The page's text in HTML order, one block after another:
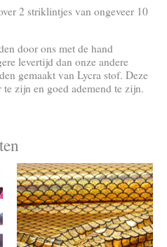
2 striklintjes van ongeveer 10
door ons met de hand
levertijd dan onze andere
gemaakt van Lycra stof. Deze
zijn en goed ademend te zijn.
Prijsklasse:
€13.95
tot
€21.95
Dit
product
heeft
meerdere
variaties.
Deze